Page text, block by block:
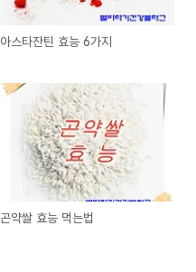
아스타잔틴 효능 6가지
곤약쌀 효능 먹는법